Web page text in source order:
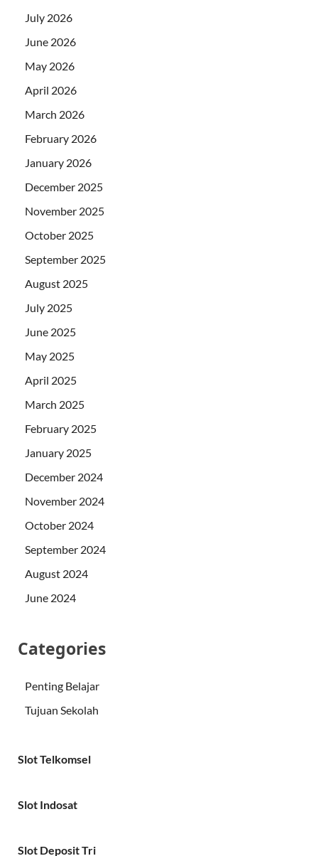
July 2026
June 2026
May 2026
April 2026
March 2026
February 2026
January 2026
December 2025
November 2025
October 2025
September 2025
August 2025
July 2025
June 2025
May 2025
April 2025
March 2025
February 2025
January 2025
December 2024
November 2024
October 2024
September 2024
August 2024
June 2024
Categories
Penting Belajar
Tujuan Sekolah
Slot Telkomsel
Slot Indosat
Slot Deposit Tri